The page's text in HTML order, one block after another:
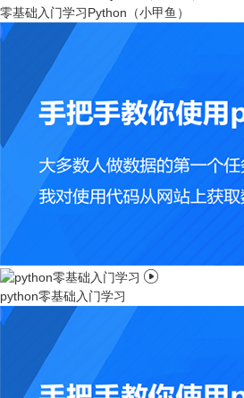
零基础入门学习Python（小甲鱼）

python零基础入门学习